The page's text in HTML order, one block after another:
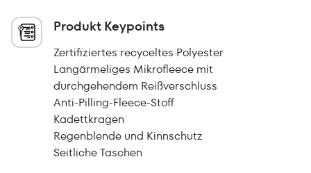
Produkt Keypoints
Zertifiziertes recyceltes Polyester
Langärmeliges Mikrofleece mit
durchgehendem Reißverschluss
Anti-Pilling-Fleece-Stoff
Kadettkragen
Regenblende und Kinnschutz
Seitliche Taschen